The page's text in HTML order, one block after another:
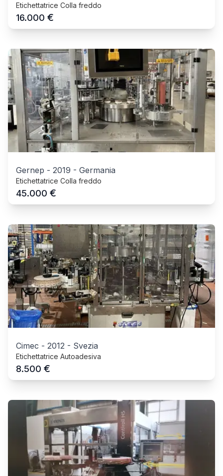
Etichettatrice Colla freddo
16.000 €
Gernep - 2019 - Germania
Etichettatrice Colla freddo
45.000 €
Cimec - 2012 - Svezia
Etichettatrice Autoadesiva
8.500 €